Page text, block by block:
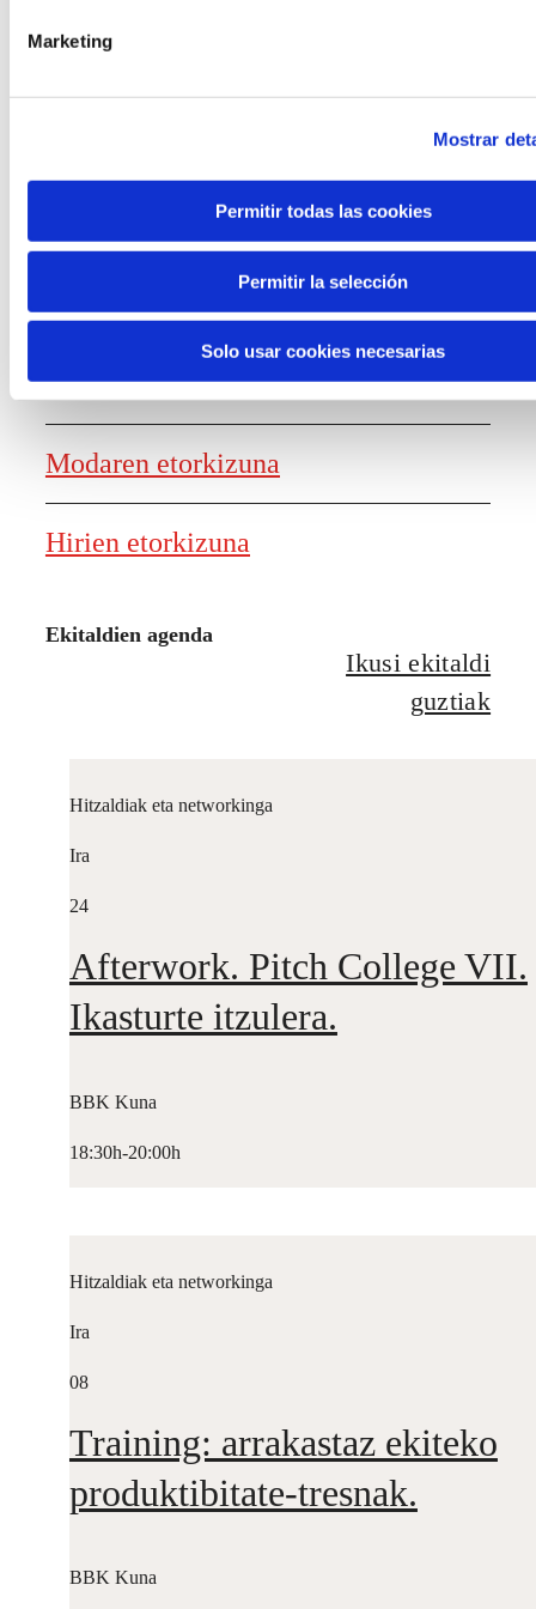
Marketing
Mostrar
Permitir todas las cookies
Permitir la selección
Solo usar cookies necesarias
Ezagutza sortzea
Lanaren etorkizunaren txostena
Elikagaien etorkizuna
Modaren etorkizuna
Hirien etorkizuna
Ekitaldien agenda
Ikusi ekitaldi
guztiak
Hitzaldiak eta networkinga
Ira
24
Afterwork. Pitch College VII.
Ikasturte itzulera.
BBK Kuna
18:30h-20:00h
Hitzaldiak eta networkinga
Ira
08
Training: arrakastaz ekiteko
produktibitate-tresnak.
BBK Kuna